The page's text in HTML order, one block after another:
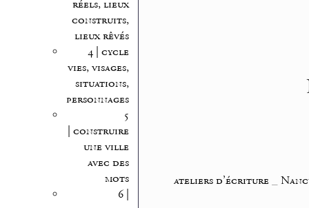
réels, lieux
construits,
lieux rêvés
4 | cycle
vies, visages,
situations,
personnages
5
| construire
une ville
avec des
mots
6 |
ateliers d’écriture_